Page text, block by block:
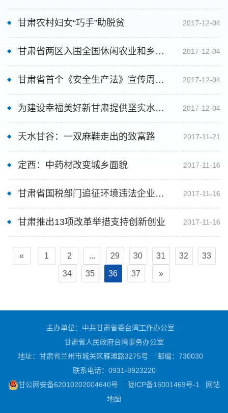
成 2017-12-04
甘肃农村妇女“巧手”助脱贫
2017-12-04
甘肃省两区入围全国休闲农业和乡村
旅游示范县 2017-12-04
甘肃省首个《安全生产法》宣传周活
动启动 2017-12-04
为建设幸福美好新甘肃提供坚实水利
保障 2017-11-21
天水甘谷：一双麻鞋走出的致富路
2017-11-16
定西：中药材改变城乡面貌
2017-11-16
甘肃省国税部门追征环境违法企业税
款 2017-11-16
甘肃推出13项改革举措支持创新创业
« 1 2 ... 29 30 31 32 33
34 35 36 37 »
主办单位：中共甘肃省委台湾工作办公室
甘肃省人民政府台湾事务办公室
地址：甘肃省兰州市城关区雁滩路3275号
邮编：730030
联系电话：0931-8923220
甘公网安备62010202004640号
陇ICP备16001469号-1
网站
地图